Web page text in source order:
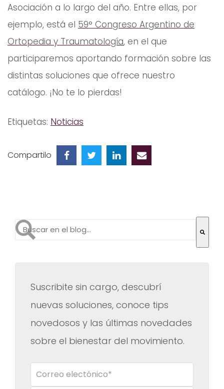
Asociación a lo largo del año. Entre ellas, por
ejemplo, está el 59° Congreso Argentino de
Ortopedia y Traumatología, en el que
participaremos aportando formación sobre las
distintas soluciones que ofrece nuestro
catálogo. ¡No te lo pierdas!
Etiquetas: Noticias
Compartilo
Esto es un campo de búsqueda con una función de
Suscribite sin cargo, descubrí
nuevas soluciones, conoce tips
novedosos y las últimas novedades
sobre el bienestar del movimiento.